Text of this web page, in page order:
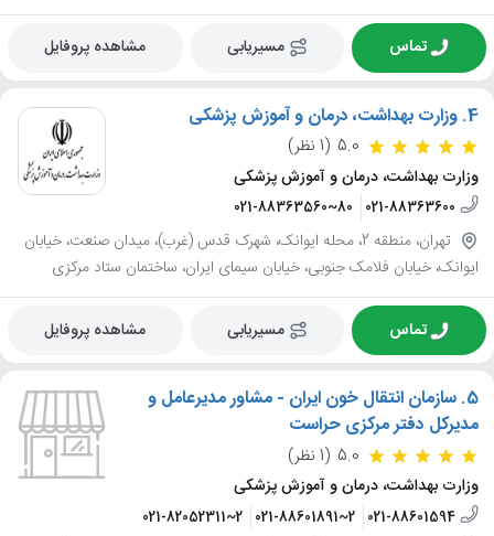
تماس مسیریابی مشاهده پروفایل
4. وزارت بهداشت، درمان و آموزش پزشکی
5.0 (1 نظر)
وزارت بهداشت، درمان و آموزش پزشکی
021-88363600
021-88363560~80
تهران، منطقه 2، محله ایوانک، شهرک قدس (غرب)، میدان صنعت، خیابان
ایوانک، خیابان فلامک جنوبی، خیابان سیمای ایران، ساختمان ستاد مرکزی
تماس مسیریابی مشاهده پروفایل
5. سازمان انتقال خون ایران - مشاور مدیرعامل و
مدیرکل دفتر مرکزی حراست
5.0 (1 نظر)
وزارت بهداشت، درمان و آموزش پزشکی
021-88601594
021-88601891~2
021-82052311~2